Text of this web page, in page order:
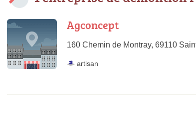
Agconcept
160 Chemin de Montray, 69110
artisan